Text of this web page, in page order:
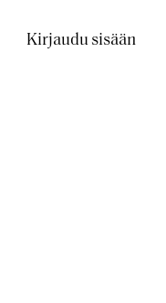
Kirjaudu sisään